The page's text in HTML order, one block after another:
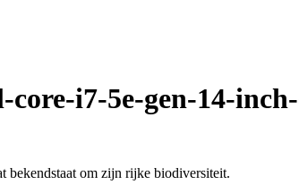
i7-5e-gen-14-
bekendstaat om zijn rijke biodiversiteit.